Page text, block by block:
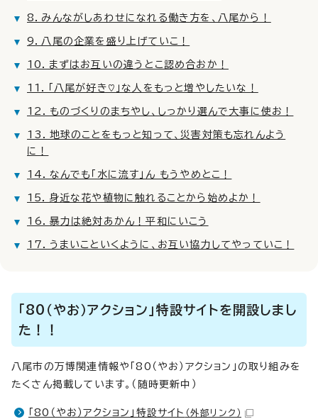
8．みんながしあわせになれる働き方を、八尾から！
9．八尾の企業を盛り上げていこ！
10．まずはお互いの違うとこ認め合おか！
11．「八尾が好き♡」な人をもっと増やしたいな！
12．ものづくりのまちやし、しっかり選んで大事に使お！
13．地球のことをもっと知って、災害対策も忘れんよう
に！
14．なんでも「水に流す」ん もうやめとこ！
15．身近な花や植物に触れることから始めよか！
16．暴力は絶対あかん！平和にいこう
17．うまいこといくように、お互い協力してやっていこ！
「80（やお）アクション」特設サイトを開設しまし
た！！
八尾市の万博関連情報や「80（やお）アクション」の取り組みを
たくさん掲載しています。（随時更新中）
「80（やお）アクション」特設サイト （外部リンク）